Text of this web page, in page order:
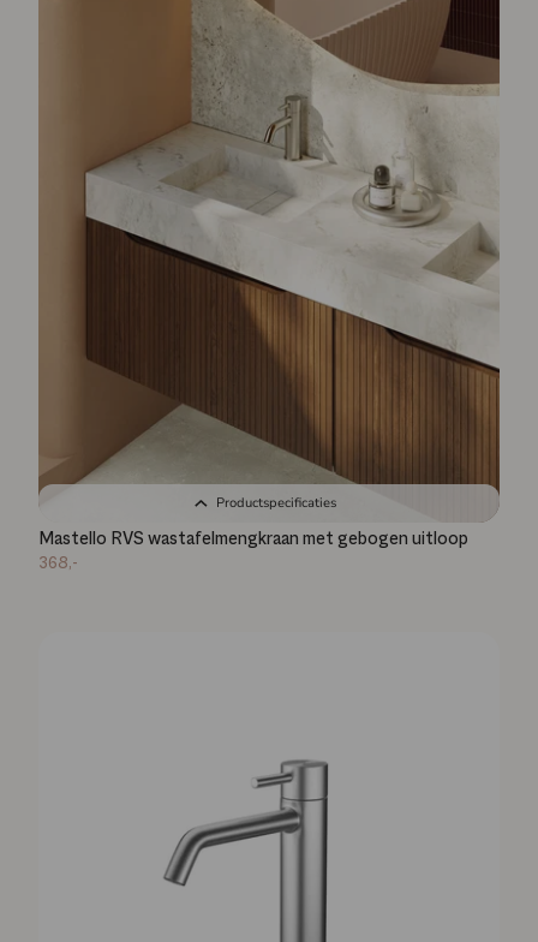
Productspecificaties
Mastello RVS wastafelmengkraan met gebogen uitloop
368,-